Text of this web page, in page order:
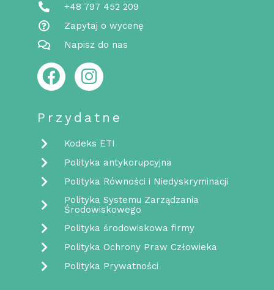
+48 797 452 209
Zapytaj o wycenę
Napisz do nas
F
a
e
I
n
t
a
g
r
a
m
Przydatne
Kodeks ETI
Polityka antykorupcyjna
Polityka Równości i Niedyskryminacji
Polityka Systemu Zarządzania
Środowiskowego
Polityka środowiskowa firmy
Polityka Ochrony Praw Człowieka
Polityka Prywatności